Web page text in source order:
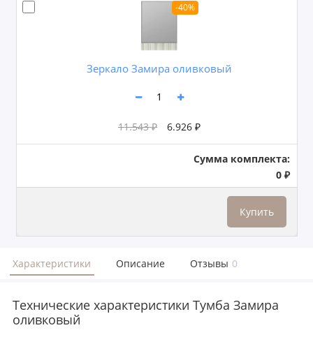
-40%
Зеркало Замира оливковый
11.543 ₽ 6.926 ₽
Сумма комплекта:
0 ₽
Купить
Характеристики Описание Отзывы 0
Технические характеристики Тумба Замира
оливковый